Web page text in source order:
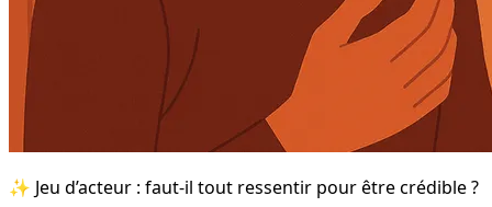
✨ Jeu d’acteur : faut-il tout ressentir pour être crédible ?